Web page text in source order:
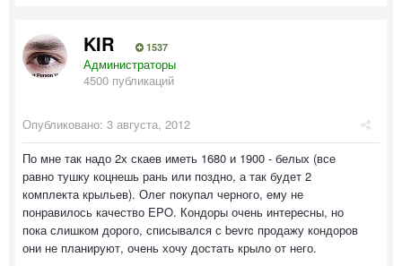
KIR 1537
Администраторы
4500 публикаций
Опубликовано: 3 августа, 2012
По мне так надо 2х скаев иметь 1680 и 1900 - белых (все
равно тушку коцнешь рань или поздно, а так будет 2
комплекта крыльев). Олег покупал черного, ему не
понравилось качество EPO. Кондоры очень интересны, но
пока слишком дорого, списывался с bevrc продажу кондоров
они не планируют, очень хочу достать крыло от него.